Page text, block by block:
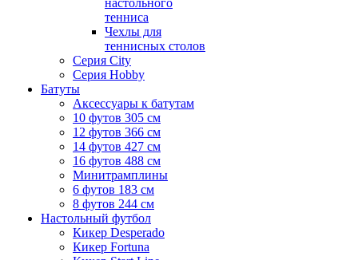
настольного
тенниса
Чехлы для
теннисных столов
Серия City
Серия Hobby
Батуты
Аксессуары к батутам
10 футов 305 см
12 футов 366 см
14 футов 427 см
16 футов 488 см
Минитрамплины
6 футов 183 см
8 футов 244 см
Настольный футбол
Кикер Desperado
Кикер Fortuna